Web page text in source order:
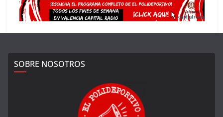
SOBRE NOSOTROS